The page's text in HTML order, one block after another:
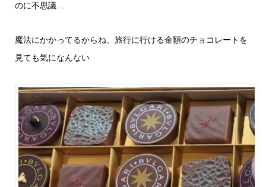
のに不思議…
魔法にかかってるからね、旅行に行ける金額のチョコレートを
見ても気になんない